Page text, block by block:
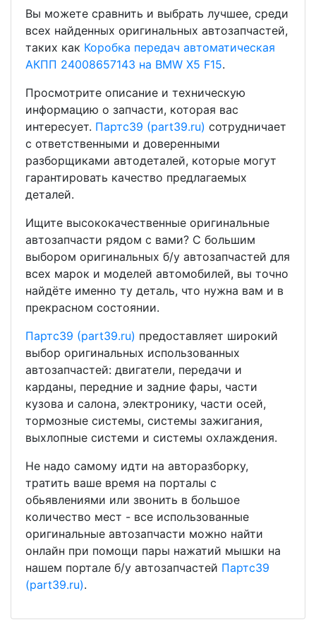
Вы можете сравнить и выбрать лучшее, среди
всех найденных оригинальных автозапчастей,
таких как Коробка передач автоматическая
АКПП 24008657143 на BMW X5 F15.
Просмотрите описание и техническую
информацию о запчасти, которая вас
интересует. Партс39 (part39.ru) сотрудничает
с ответственными и доверенными
разборщиками автодеталей, которые могут
гарантировать качество предлагаемых
деталей.
Ищите высококачественные оригинальные
автозапчасти рядом с вами? С большим
выбором оригинальных б/у автозапчастей для
всех марок и моделей автомобилей, вы точно
найдёте именно ту деталь, что нужна вам и в
прекрасном состоянии.
Партс39 (part39.ru) предоставляет широкий
выбор оригинальных использованных
автозапчастей: двигатели, передачи и
карданы, передние и задние фары, части
кузова и салона, электронику, части осей,
тормозные системы, системы зажигания,
выхлопные системи и системы охлаждения.
Не надо самому идти на авторазборку,
тратить ваше время на порталы с
обьявлениями или звонить в большое
количество мест - все использованные
оригинальные автозапчасти можно найти
онлайн при помощи пары нажатий мышки на
нашем портале б/у автозапчастей Партс39
(part39.ru).